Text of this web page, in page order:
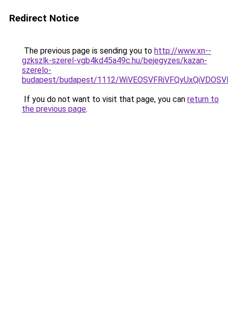
Redirect Notice
The previous page is sending you to http://www.xn--
gzkszlk-szerel-vgb4kd45a49c.hu/bejegyzes/kazan-
szerelo-
budapest/budapest/1112/
If you do not want to visit that page, you can return to
the previous page.